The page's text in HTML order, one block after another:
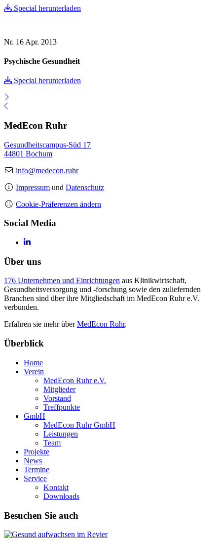
Special herunterladen
Nr. 16 Apr. 2013
Psychische Gesundheit
Special herunterladen
MedEcon Ruhr
Gesundheitscampus-Süd 17
44801 Bochum
info@medecon.ruhr
Impressum und Datenschutz
Cookie-Präferenzen ändern
Social Media
Über uns
176 Unternehmen und Einrichtungen aus Klinikwirtschaft,
Gesundheitsversorgung und -forschung sowie den zuliefernden
Branchen sind über ihre Mitgliedschaft im MedEcon Ruhr e.V.
verbunden.
Erfahren sie mehr überMedEcon Ruhr.
Überblick
Home
Verein
MedEcon Ruhr e.V.
Mitglieder
Vorstand
Treffpunkte
GmbH
MedEcon Ruhr GmbH
Leistungen
Team
Projekte
News
Termine
Service
Kontakt
Downloads
Besuchen Sie auch